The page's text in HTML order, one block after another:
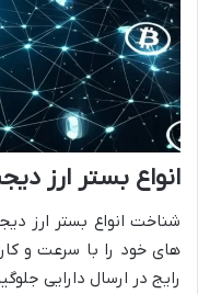
انواع بستر ارز
شناخت انواع بستر ارز
های خود را با سرعت و
رایج در ارسال دارایی